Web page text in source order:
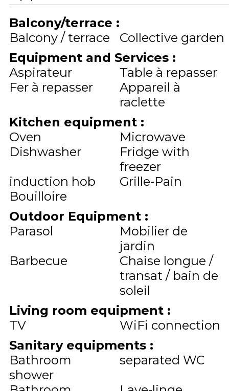
Balcony/terrace :
Balcony / terrace
Collective garden
Equipment and Services :
Aspirateur
Table à repasser
Fer à repasser
Appareil à
raclette
Kitchen equipment :
Oven
Microwave
Dishwasher
Fridge with
freezer
induction hob
Grille-Pain
Bouilloire
Outdoor Equipment :
Parasol
Mobilier de
jardin
Barbecue
Chaise longue /
transat / bain de
soleil
Living room equipment :
TV
WiFi connection
Sanitary equipments :
Bathroom
shower
separated WC